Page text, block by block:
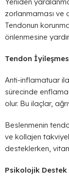
Yeniden
zorlanmaması ve
Tendonun
önlenmesine
Tendon
Anti-inflamatuar
sürecinde
olur. Bu ilaçlar,
Beslenmenin
ve kollajen
desteklerken,
Psikolojik